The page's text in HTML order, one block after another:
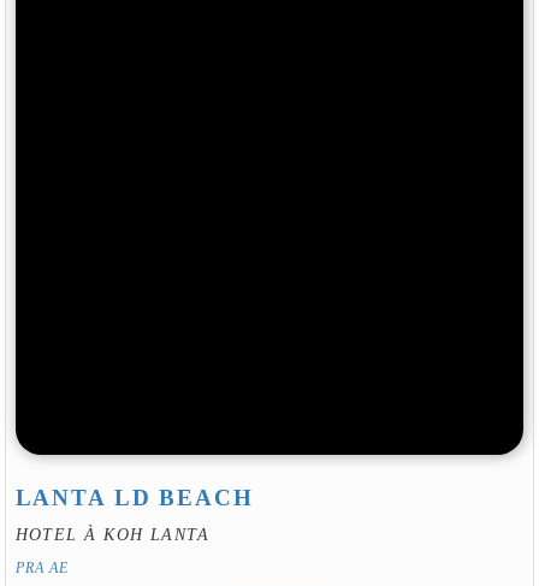
LANTA LD BEACH
HOTEL À KOH LANTA
PRA AE